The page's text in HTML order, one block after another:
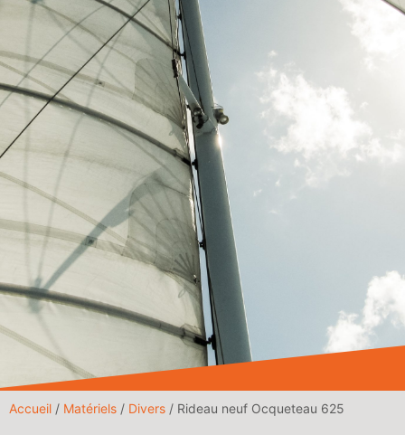
Accueil / Matériels / Divers / Rideau neuf Ocqueteau 625